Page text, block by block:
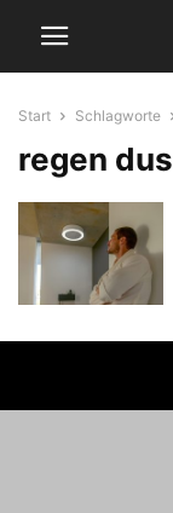
Start Schlagworte
regen